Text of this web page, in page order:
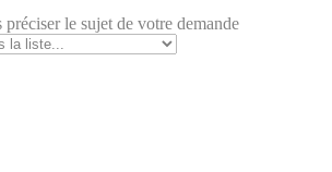
le sujet de votre demande